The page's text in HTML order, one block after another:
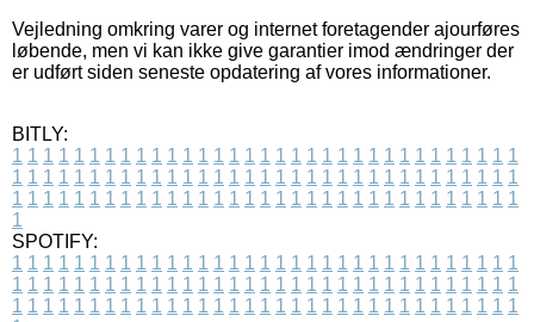
Vejledning omkring varer og internet foretagender ajourføres
løbende, men vi kan ikke give garantier imod ændringer der
er udført siden seneste opdatering af vores informationer.
BITLY:
1 1 1 1 1 1 1 1 1 1 1 1 1 1 1 1 1 1 1 1 1 1 1 1 1 1 1 1 1 1 1 1 1
1 1 1 1 1 1 1 1 1 1 1 1 1 1 1 1 1 1 1 1 1 1 1 1 1 1 1 1 1 1 1 1 1
1 1 1 1 1 1 1 1 1 1 1 1 1 1 1 1 1 1 1 1 1 1 1 1 1 1 1 1 1 1 1 1 1
1
SPOTIFY:
1 1 1 1 1 1 1 1 1 1 1 1 1 1 1 1 1 1 1 1 1 1 1 1 1 1 1 1 1 1 1 1 1
1 1 1 1 1 1 1 1 1 1 1 1 1 1 1 1 1 1 1 1 1 1 1 1 1 1 1 1 1 1 1 1 1
1 1 1 1 1 1 1 1 1 1 1 1 1 1 1 1 1 1 1 1 1 1 1 1 1 1 1 1 1 1 1 1 1